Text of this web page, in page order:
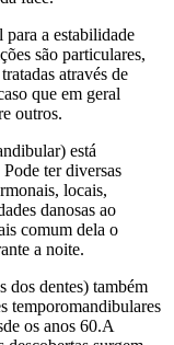
a estabilidade
são particulares,
através de
que em geral
outros.
está
ter diversas
locais,
danosas ao
comum dela o
a noite.
dos dentes) também
temporomandibulares
os anos 60.A